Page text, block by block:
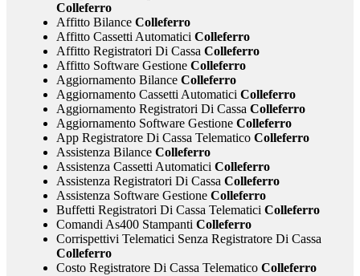
Colleferro
Affitto BilanceColleferro
Affitto Cassetti Automatici Colleferro
Affitto Registratori Di Cassa Colleferro
Affitto Software GestioneColleferro
Aggiornamento BilanceColleferro
Aggiornamento Cassetti Automatici Colleferro
Aggiornamento Registratori Di Cassa Colleferro
Aggiornamento Software GestioneColleferro
App Registratore Di Cassa TelematicoColleferro
Assistenza BilanceColleferro
Assistenza Cassetti Automatici Colleferro
Assistenza Registratori Di Cassa Colleferro
Assistenza Software GestioneColleferro
Buffetti Registratori Di Cassa Telematici Colleferro
Comandi As400 Stampanti Colleferro
Corrispettivi Telematici Senza Registratore Di Cassa
Colleferro
Costo Registratore Di Cassa TelematicoColleferro